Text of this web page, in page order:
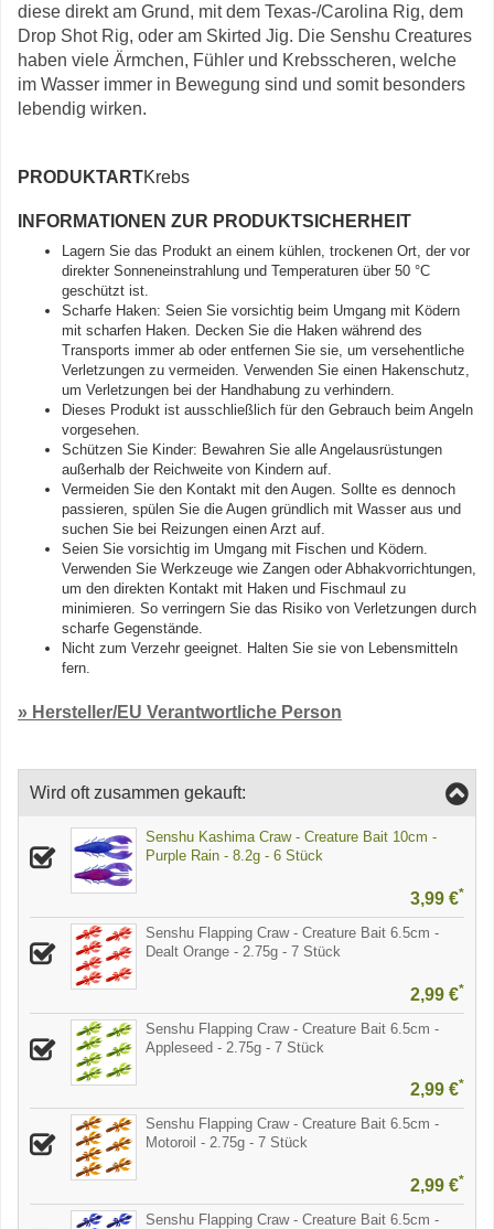
diese direkt am Grund, mit dem Texas-/Carolina Rig, dem
Drop Shot Rig, oder am Skirted Jig. Die Senshu Creatures
haben viele Ärmchen, Fühler und Krebsscheren, welche
im Wasser immer in Bewegung sind und somit besonders
lebendig wirken.
PRODUKTARTKrebs
INFORMATIONEN ZUR PRODUKTSICHERHEIT
Lagern Sie das Produkt an einem kühlen, trockenen Ort, der vor
direkter Sonneneinstrahlung und Temperaturen über 50 °C
geschützt ist.
Scharfe Haken: Seien Sie vorsichtig beim Umgang mit Ködern
mit scharfen Haken. Decken Sie die Haken während des
Transports immer ab oder entfernen Sie sie, um versehentliche
Verletzungen zu vermeiden. Verwenden Sie einen Hakenschutz,
um Verletzungen bei der Handhabung zu verhindern.
Dieses Produkt ist ausschließlich für den Gebrauch beim Angeln
vorgesehen.
Schützen Sie Kinder: Bewahren Sie alle Angelausrüstungen
außerhalb der Reichweite von Kindern auf.
Vermeiden Sie den Kontakt mit den Augen. Sollte es dennoch
passieren, spülen Sie die Augen gründlich mit Wasser aus und
suchen Sie bei Reizungen einen Arzt auf.
Seien Sie vorsichtig im Umgang mit Fischen und Ködern.
Verwenden Sie Werkzeuge wie Zangen oder Abhakvorrichtungen,
um den direkten Kontakt mit Haken und Fischmaul zu
minimieren. So verringern Sie das Risiko von Verletzungen durch
scharfe Gegenstände.
Nicht zum Verzehr geeignet. Halten Sie sie von Lebensmitteln
fern.
» Hersteller/EU Verantwortliche Person
Wird oft zusammen gekauft:
Senshu Kashima Craw - Creature Bait 10cm -
Purple Rain - 8.2g - 6 Stück
3,99 €*
Senshu Flapping Craw - Creature Bait 6.5cm -
Dealt Orange - 2.75g - 7 Stück
2,99 €*
Senshu Flapping Craw - Creature Bait 6.5cm -
Appleseed - 2.75g - 7 Stück
2,99 €*
Senshu Flapping Craw - Creature Bait 6.5cm -
Motoroil - 2.75g - 7 Stück
2,99 €*
Senshu Flapping Craw - Creature Bait 6.5cm -